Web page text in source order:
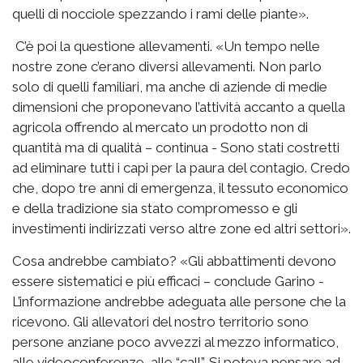
quelli di nocciole spezzando i rami delle piante».
C’è poi la questione allevamenti. «Un tempo nelle
nostre zone c’erano diversi allevamenti. Non parlo
solo di quelli familiari, ma anche di aziende di medie
dimensioni che proponevano l’attività accanto a quella
agricola offrendo al mercato un prodotto non di
quantità ma di qualità – continua - Sono stati costretti
ad eliminare tutti i capi per la paura del contagio. Credo
che, dopo tre anni di emergenza, il tessuto economico
e della tradizione sia stato compromesso e gli
investimenti indirizzati verso altre zone ed altri settori».
Cosa andrebbe cambiato? «Gli abbattimenti devono
essere sistematici e più efficaci – conclude Garino -
L’informazione andrebbe adeguata alle persone che la
ricevono. Gli allevatori del nostro territorio sono
persone anziane poco avvezzi al mezzo informatico,